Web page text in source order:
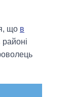
що в
районі